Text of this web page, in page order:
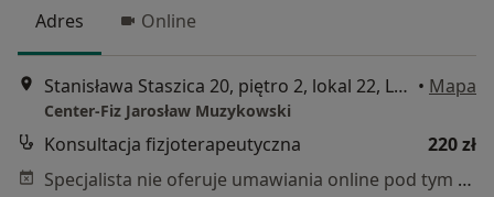
Adres Online
Stanisława Staszica 20, piętro 2, lokal 22, Lublin • Mapa
Center-Fiz Jarosław Muzykowski
Konsultacja fizjoterapeutyczna
220 zł
Specjalista nie oferuje umawiania online pod tym adresem.